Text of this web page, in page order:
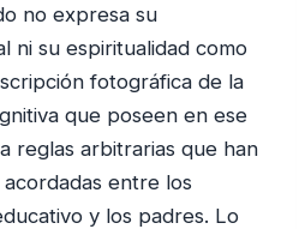
no expresa su
ni su espiritualidad como
fotográfica de la
que poseen en ese
reglas arbitrarias que han
entre los
y los padres. Lo